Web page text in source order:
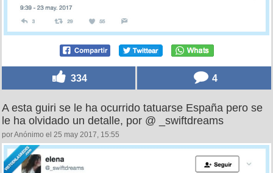
334 4
A esta guiri se le ha ocurrido tatuarse España pero se
le ha olvidado un detalle, por @ _swiftdreams
por Anónimo el 25 may 2017, 15:55